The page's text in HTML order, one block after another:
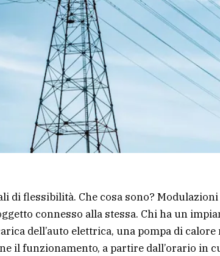
di flessibilità. Che cosa sono?
connesso alla stessa. Chi ha un
dell’auto elettrica, una pompa di
il funzionamento, a partire dall’orario in